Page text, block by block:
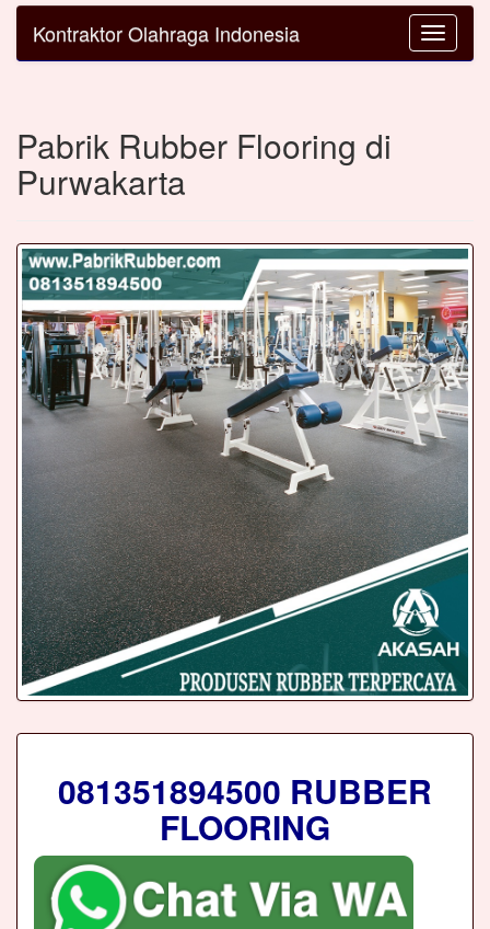
Toggle
Kontraktor Olahraga Indonesia
Pabrik Rubber Flooring di
Purwakarta
081351894500 RUBBER
FLOORING